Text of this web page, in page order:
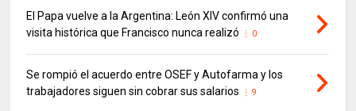
El Papa vuelve a la Argentina: León XIV confirmó una
visita histórica que Francisco nunca realizó
0
Se rompió el acuerdo entre OSEF y Autofarma y los
trabajadores siguen sin cobrar sus salarios
9